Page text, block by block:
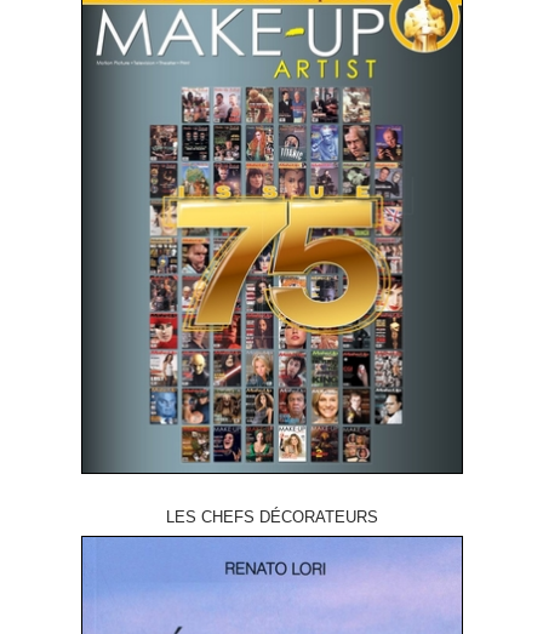
LES CHEFS DÉCORATEURS